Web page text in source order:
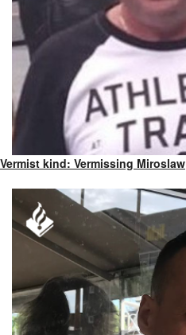
Vermist kind: Vermissing Miroslaw